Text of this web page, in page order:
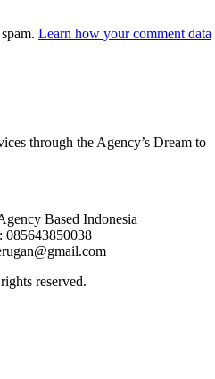
Learn how your comment data
through the Agency’s Dream to
Based Indonesia
085643850038
reserved.